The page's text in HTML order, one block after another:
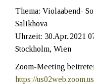
Thema: Violaabend-
Salikhova
Uhrzeit: 30.Apr..2021
Stockholm, Wien
Zoom-Meeting
https://